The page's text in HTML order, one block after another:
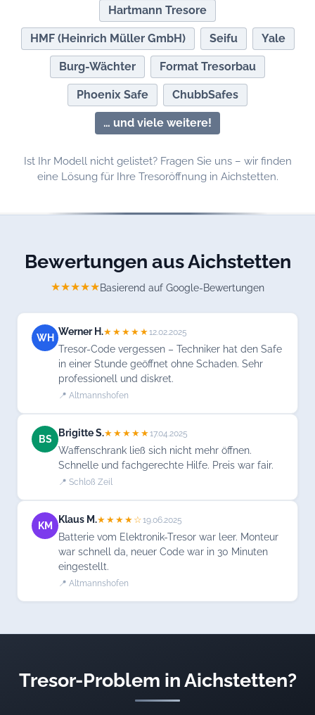
Hartmann Tresore
HMF (Heinrich Müller GmbH) Seifu Yale
Burg-Wächter Format Tresorbau
Phoenix Safe ChubbSafes
… und viele weitere!
Ist Ihr Modell nicht gelistet? Fragen Sie uns – wir finden
eine Lösung für Ihre Tresoröffnung in Aichstetten.
Bewertungen aus Aichstetten
★★★★★Basierend auf Google-Bewertungen
WH
Werner H.★★★★★12.02.2025
Tresor-Code vergessen – Techniker hat den Safe
in einer Stunde geöffnet ohne Schaden. Sehr
professionell und diskret.
📍 Altmannshofen
BS
Brigitte S.★★★★★17.04.2025
Waffenschrank ließ sich nicht mehr öffnen.
Schnelle und fachgerechte Hilfe. Preis war fair.
📍 Schloß Zeil
KM
Klaus M.★★★★☆19.06.2025
Batterie vom Elektronik-Tresor war leer. Monteur
war schnell da, neuer Code war in 30 Minuten
eingestellt.
📍 Altmannshofen
Tresor-Problem in Aichstetten?